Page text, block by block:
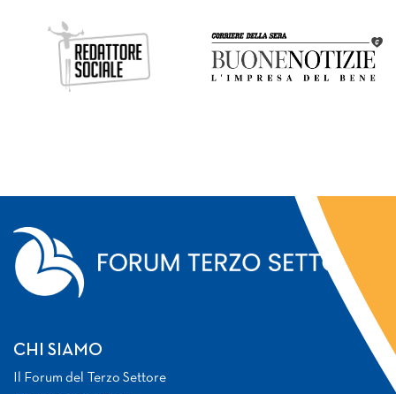
CHI SIAMO
Il Forum del Terzo Settore